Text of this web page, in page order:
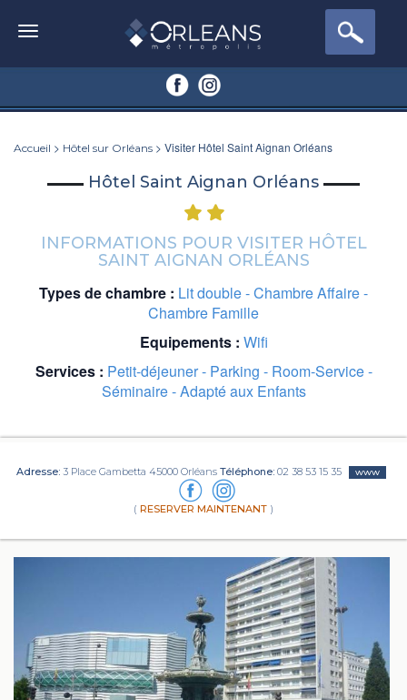
Accueil > Hôtel sur Orléans > Visiter Hôtel Saint Aignan Orléans
Hôtel Saint Aignan Orléans
INFORMATIONS POUR VISITER HÔTEL
SAINT AIGNAN ORLÉANS
Types de chambre : Lit double - Chambre Affaire -
Chambre Famille
Equipements : Wifi
Services : Petit-déjeuner - Parking - Room-Service -
Séminaire - Adapté aux Enfants
Adresse: 3 Place Gambetta 45000 Orléans Téléphone: 02 38 53 15 35 www
( RESERVER MAINTENANT )